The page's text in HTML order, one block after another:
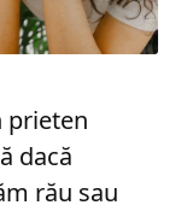
prieten
dacă
rău sau